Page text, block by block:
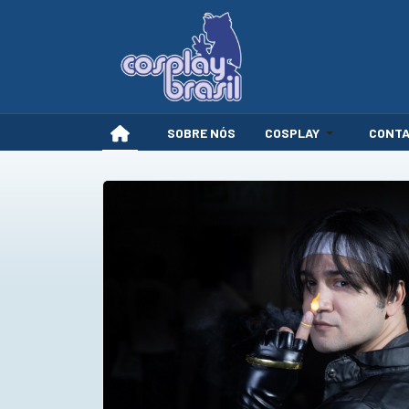
SOBRE NÓS COSPLAY